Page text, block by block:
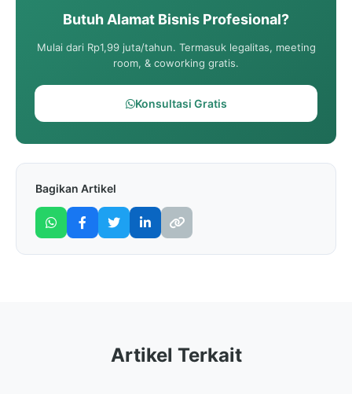
Butuh Alamat Bisnis Profesional?
Mulai dari Rp1,99 juta/tahun. Termasuk legalitas, meeting
room, & coworking gratis.
Konsultasi Gratis
Bagikan Artikel
Artikel Terkait